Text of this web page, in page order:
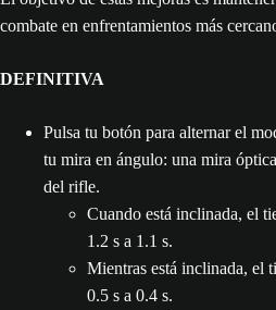
combate en enfrentamientos más
DEFINITIVA
Pulsa tu botón para alternar el
tu mira en ángulo: una mira
del rifle.
Cuando está inclinada, el
1.2 s a 1.1 s.
Mientras está inclinada, el
0.5 s a 0.4 s.